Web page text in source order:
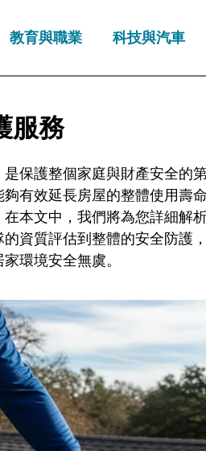
教育與職業 科技與汽車
服務
保護整個家庭與財產安全的
有效延長房屋的整體使用壽
本文中，我們將為您詳細解
資質評估到整體的安全防護
環境安全無虞。